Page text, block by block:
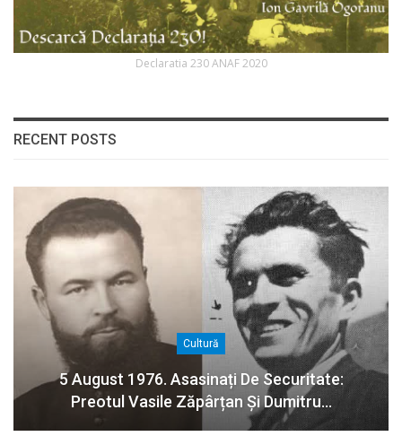
Declaratia 230 ANAF 2020
RECENT POSTS
Cultură
5 August 1976. Asasinați De Securitate:
Preotul Vasile Zăpârțan Și Dumitru…